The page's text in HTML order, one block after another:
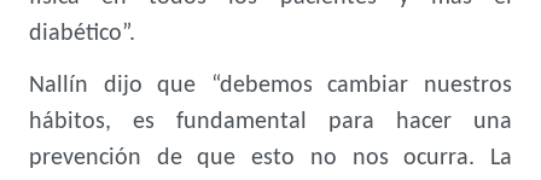
diabético”.
Nallín dijo que “debemos cambiar nuestros
hábitos, es fundamental para hacer una
prevención de que esto no nos ocurra. La